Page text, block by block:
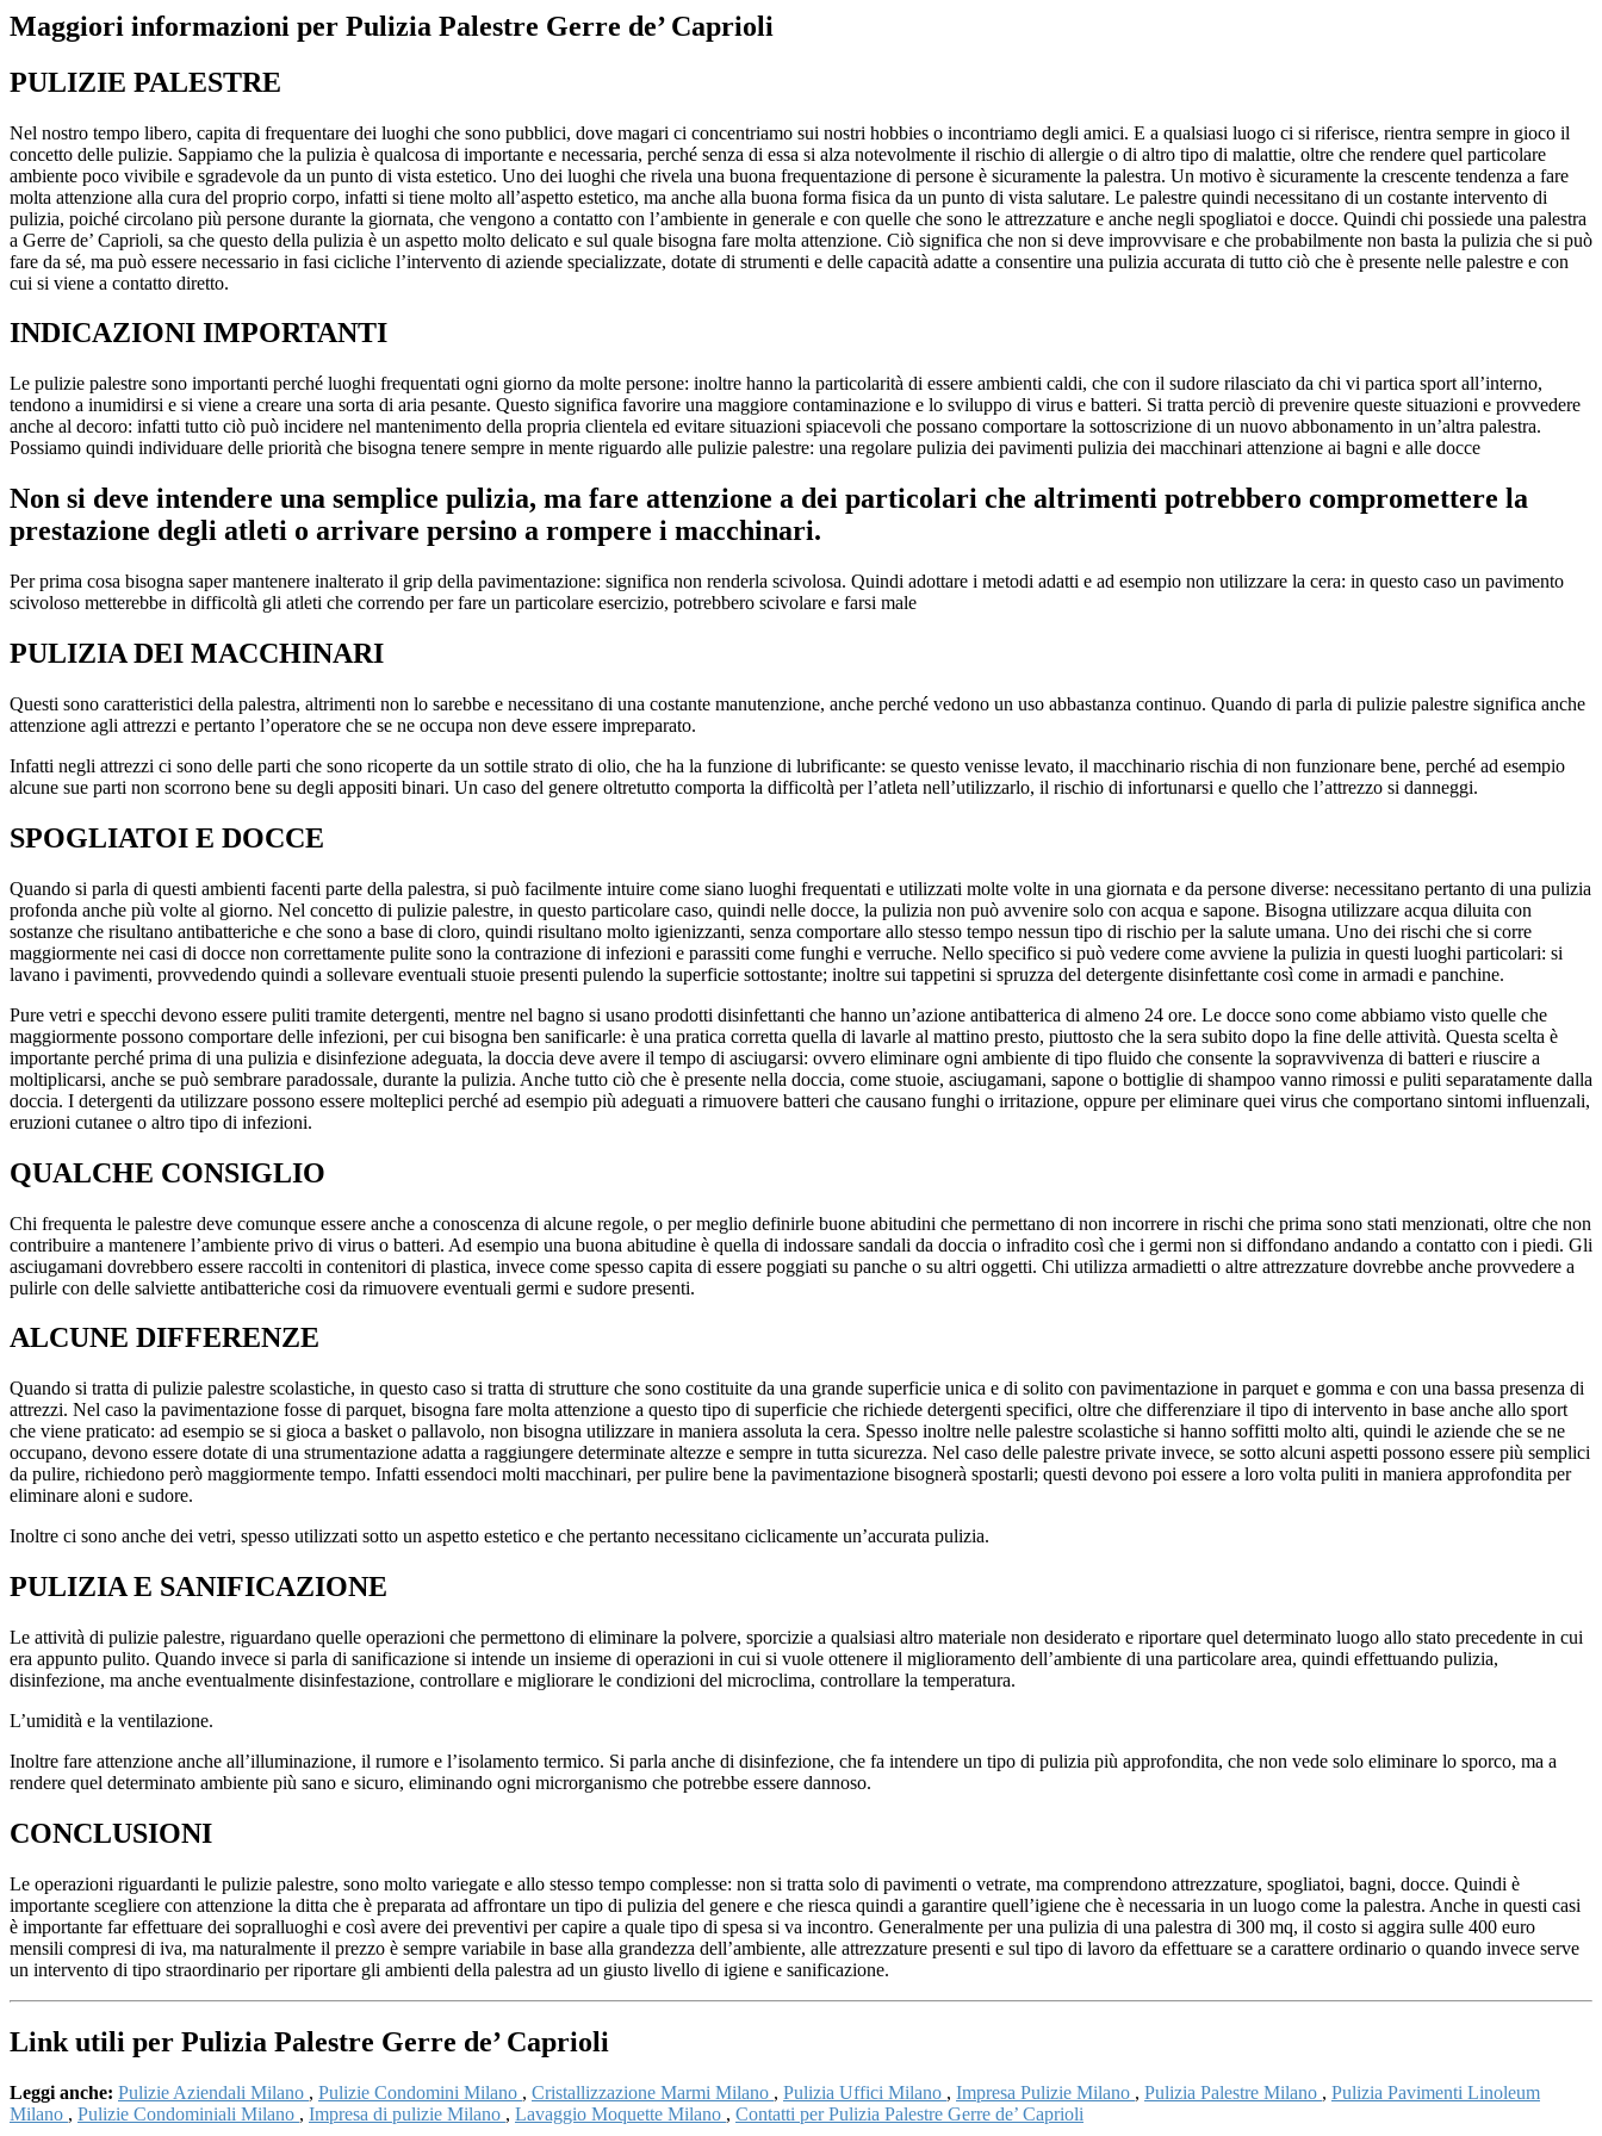
Maggiori informazioni per Pulizia Palestre Gerre de’ Caprioli
PULIZIE PALESTRE
Nel nostro tempo libero, capita di frequentare dei luoghi che sono pubblici, dove magari ci concentriamo sui nostri hobbies o incontriamo degli amici. E a qualsiasi luogo ci si riferisce, rientra sempre in gioco il
concetto delle pulizie. Sappiamo che la pulizia è qualcosa di importante e necessaria, perché senza di essa si alza notevolmente il rischio di allergie o di altro tipo di malattie, oltre che rendere quel particolare
ambiente poco vivibile e sgradevole da un punto di vista estetico. Uno dei luoghi che rivela una buona frequentazione di persone è sicuramente la palestra. Un motivo è sicuramente la crescente tendenza a fare
molta attenzione alla cura del proprio corpo, infatti si tiene molto all’aspetto estetico, ma anche alla buona forma fisica da un punto di vista salutare. Le palestre quindi necessitano di un costante intervento di
pulizia, poiché circolano più persone durante la giornata, che vengono a contatto con l’ambiente in generale e con quelle che sono le attrezzature e anche negli spogliatoi e docce. Quindi chi possiede una palestra
a Gerre de’ Caprioli, sa che questo della pulizia è un aspetto molto delicato e sul quale bisogna fare molta attenzione. Ciò significa che non si deve improvvisare e che probabilmente non basta la pulizia che si può
fare da sé, ma può essere necessario in fasi cicliche l’intervento di aziende specializzate, dotate di strumenti e delle capacità adatte a consentire una pulizia accurata di tutto ciò che è presente nelle palestre e con
cui si viene a contatto diretto.
INDICAZIONI IMPORTANTI
Le pulizie palestre sono importanti perché luoghi frequentati ogni giorno da molte persone: inoltre hanno la particolarità di essere ambienti caldi, che con il sudore rilasciato da chi vi partica sport all’interno,
tendono a inumidirsi e si viene a creare una sorta di aria pesante. Questo significa favorire una maggiore contaminazione e lo sviluppo di virus e batteri. Si tratta perciò di prevenire queste situazioni e provvedere
anche al decoro: infatti tutto ciò può incidere nel mantenimento della propria clientela ed evitare situazioni spiacevoli che possano comportare la sottoscrizione di un nuovo abbonamento in un’altra palestra.
Possiamo quindi individuare delle priorità che bisogna tenere sempre in mente riguardo alle pulizie palestre: una regolare pulizia dei pavimenti pulizia dei macchinari attenzione ai bagni e alle docce
Non si deve intendere una semplice pulizia, ma fare attenzione a dei particolari che altrimenti potrebbero compromettere la
prestazione degli atleti o arrivare persino a rompere i macchinari.
Per prima cosa bisogna saper mantenere inalterato il grip della pavimentazione: significa non renderla scivolosa. Quindi adottare i metodi adatti e ad esempio non utilizzare la cera: in questo caso un pavimento
scivoloso metterebbe in difficoltà gli atleti che correndo per fare un particolare esercizio, potrebbero scivolare e farsi male
PULIZIA DEI MACCHINARI
Questi sono caratteristici della palestra, altrimenti non lo sarebbe e necessitano di una costante manutenzione, anche perché vedono un uso abbastanza continuo. Quando di parla di pulizie palestre significa anche
attenzione agli attrezzi e pertanto l’operatore che se ne occupa non deve essere impreparato.
Infatti negli attrezzi ci sono delle parti che sono ricoperte da un sottile strato di olio, che ha la funzione di lubrificante: se questo venisse levato, il macchinario rischia di non funzionare bene, perché ad esempio
alcune sue parti non scorrono bene su degli appositi binari. Un caso del genere oltretutto comporta la difficoltà per l’atleta nell’utilizzarlo, il rischio di infortunarsi e quello che l’attrezzo si danneggi.
SPOGLIATOI E DOCCE
Quando si parla di questi ambienti facenti parte della palestra, si può facilmente intuire come siano luoghi frequentati e utilizzati molte volte in una giornata e da persone diverse: necessitano pertanto di una pulizia
profonda anche più volte al giorno. Nel concetto di pulizie palestre, in questo particolare caso, quindi nelle docce, la pulizia non può avvenire solo con acqua e sapone. Bisogna utilizzare acqua diluita con
sostanze che risultano antibatteriche e che sono a base di cloro, quindi risultano molto igienizzanti, senza comportare allo stesso tempo nessun tipo di rischio per la salute umana. Uno dei rischi che si corre
maggiormente nei casi di docce non correttamente pulite sono la contrazione di infezioni e parassiti come funghi e verruche. Nello specifico si può vedere come avviene la pulizia in questi luoghi particolari: si
lavano i pavimenti, provvedendo quindi a sollevare eventuali stuoie presenti pulendo la superficie sottostante; inoltre sui tappetini si spruzza del detergente disinfettante così come in armadi e panchine.
Pure vetri e specchi devono essere puliti tramite detergenti, mentre nel bagno si usano prodotti disinfettanti che hanno un’azione antibatterica di almeno 24 ore. Le docce sono come abbiamo visto quelle che
maggiormente possono comportare delle infezioni, per cui bisogna ben sanificarle: è una pratica corretta quella di lavarle al mattino presto, piuttosto che la sera subito dopo la fine delle attività. Questa scelta è
importante perché prima di una pulizia e disinfezione adeguata, la doccia deve avere il tempo di asciugarsi: ovvero eliminare ogni ambiente di tipo fluido che consente la sopravvivenza di batteri e riuscire a
moltiplicarsi, anche se può sembrare paradossale, durante la pulizia. Anche tutto ciò che è presente nella doccia, come stuoie, asciugamani, sapone o bottiglie di shampoo vanno rimossi e puliti separatamente dalla
doccia. I detergenti da utilizzare possono essere molteplici perché ad esempio più adeguati a rimuovere batteri che causano funghi o irritazione, oppure per eliminare quei virus che comportano sintomi influenzali,
eruzioni cutanee o altro tipo di infezioni.
QUALCHE CONSIGLIO
Chi frequenta le palestre deve comunque essere anche a conoscenza di alcune regole, o per meglio definirle buone abitudini che permettano di non incorrere in rischi che prima sono stati menzionati, oltre che non
contribuire a mantenere l’ambiente privo di virus o batteri. Ad esempio una buona abitudine è quella di indossare sandali da doccia o infradito così che i germi non si diffondano andando a contatto con i piedi. Gli
asciugamani dovrebbero essere raccolti in contenitori di plastica, invece come spesso capita di essere poggiati su panche o su altri oggetti. Chi utilizza armadietti o altre attrezzature dovrebbe anche provvedere a
pulirle con delle salviette antibatteriche cosi da rimuovere eventuali germi e sudore presenti.
ALCUNE DIFFERENZE
Quando si tratta di pulizie palestre scolastiche, in questo caso si tratta di strutture che sono costituite da una grande superficie unica e di solito con pavimentazione in parquet e gomma e con una bassa presenza di
attrezzi. Nel caso la pavimentazione fosse di parquet, bisogna fare molta attenzione a questo tipo di superficie che richiede detergenti specifici, oltre che differenziare il tipo di intervento in base anche allo sport
che viene praticato: ad esempio se si gioca a basket o pallavolo, non bisogna utilizzare in maniera assoluta la cera. Spesso inoltre nelle palestre scolastiche si hanno soffitti molto alti, quindi le aziende che se ne
occupano, devono essere dotate di una strumentazione adatta a raggiungere determinate altezze e sempre in tutta sicurezza. Nel caso delle palestre private invece, se sotto alcuni aspetti possono essere più semplici
da pulire, richiedono però maggiormente tempo. Infatti essendoci molti macchinari, per pulire bene la pavimentazione bisognerà spostarli; questi devono poi essere a loro volta puliti in maniera approfondita per
eliminare aloni e sudore.
Inoltre ci sono anche dei vetri, spesso utilizzati sotto un aspetto estetico e che pertanto necessitano ciclicamente un’accurata pulizia.
PULIZIA E SANIFICAZIONE
Le attività di pulizie palestre, riguardano quelle operazioni che permettono di eliminare la polvere, sporcizie a qualsiasi altro materiale non desiderato e riportare quel determinato luogo allo stato precedente in cui
era appunto pulito. Quando invece si parla di sanificazione si intende un insieme di operazioni in cui si vuole ottenere il miglioramento dell’ambiente di una particolare area, quindi effettuando pulizia,
disinfezione, ma anche eventualmente disinfestazione, controllare e migliorare le condizioni del microclima, controllare la temperatura.
L’umidità e la ventilazione.
Inoltre fare attenzione anche all’illuminazione, il rumore e l’isolamento termico. Si parla anche di disinfezione, che fa intendere un tipo di pulizia più approfondita, che non vede solo eliminare lo sporco, ma a
rendere quel determinato ambiente più sano e sicuro, eliminando ogni microrganismo che potrebbe essere dannoso.
CONCLUSIONI
Le operazioni riguardanti le pulizie palestre, sono molto variegate e allo stesso tempo complesse: non si tratta solo di pavimenti o vetrate, ma comprendono attrezzature, spogliatoi, bagni, docce. Quindi è
importante scegliere con attenzione la ditta che è preparata ad affrontare un tipo di pulizia del genere e che riesca quindi a garantire quell’igiene che è necessaria in un luogo come la palestra. Anche in questi casi
è importante far effettuare dei sopralluoghi e così avere dei preventivi per capire a quale tipo di spesa si va incontro. Generalmente per una pulizia di una palestra di 300 mq, il costo si aggira sulle 400 euro
mensili compresi di iva, ma naturalmente il prezzo è sempre variabile in base alla grandezza dell’ambiente, alle attrezzature presenti e sul tipo di lavoro da effettuare se a carattere ordinario o quando invece serve
un intervento di tipo straordinario per riportare gli ambienti della palestra ad un giusto livello di igiene e sanificazione.
Link utili per Pulizia Palestre Gerre de’ Caprioli
Leggi anche: Pulizie Aziendali Milano , Pulizie Condomini Milano , Cristallizzazione Marmi Milano , Pulizia Uffici Milano , Impresa Pulizie Milano , Pulizia Palestre Milano , Pulizia Pavimenti Linoleum
Milano , Pulizie Condominiali Milano , Impresa di pulizie Milano , Lavaggio Moquette Milano , Contatti per Pulizia Palestre Gerre de’ Caprioli